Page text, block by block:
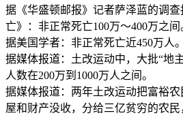
据《华盛顿邮报》记者萨泽蓝的调
亡》：非正常死亡100万～400万之间
据美国学者：非正常死亡近450万人。
据媒体报道：土改运动中，大批“地
人数在200万到1000万人之间。
据媒体报道：两年土改运动把富裕
屋和财产没收，分给三亿贫穷的农民